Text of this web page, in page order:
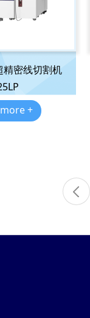
精密线切割机
+